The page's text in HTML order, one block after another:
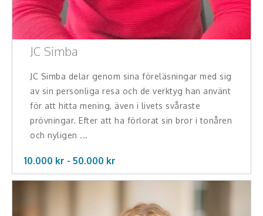
JC Simba
JC Simba delar genom sina föreläsningar med sig
av sin personliga resa och de verktyg han använt
för att hitta mening, även i livets svåraste
prövningar. Efter att ha förlorat sin bror i tonåren
och nyligen ...
10.000 kr - 50.000 kr